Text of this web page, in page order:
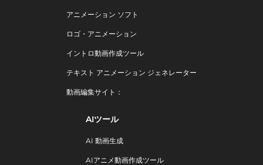
アニメーション ソフト
ロゴ・アニメーション
イントロ動画作成ツール
テキスト アニメーション ジェネレーター
動画編集サイト：
AIツール
AI 動画生成
AIアニメ動画作成ツール